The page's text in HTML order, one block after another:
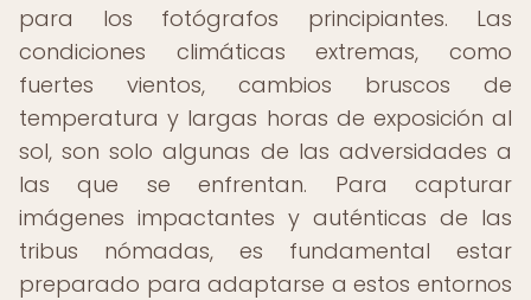
para los fotógrafos principiantes. Las
condiciones climáticas extremas, como
fuertes vientos, cambios bruscos de
temperatura y largas horas de exposición al
sol, son solo algunas de las adversidades a
las que se enfrentan. Para capturar
imágenes impactantes y auténticas de las
tribus nómadas, es fundamental estar
preparado para adaptarse a estos entornos